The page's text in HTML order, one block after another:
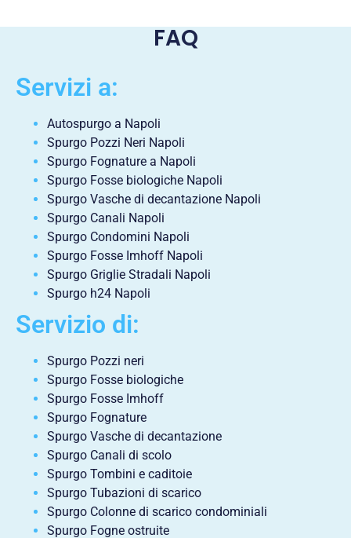
FAQ
Servizi a:
Autospurgo a Napoli
Spurgo Pozzi Neri Napoli
Spurgo Fognature a Napoli
Spurgo Fosse biologiche Napoli
Spurgo Vasche di decantazione Napoli
Spurgo Canali Napoli
Spurgo Condomini Napoli
Spurgo Fosse Imhoff Napoli
Spurgo Griglie Stradali Napoli
Spurgo h24 Napoli
Servizio di:
Spurgo Pozzi neri
Spurgo Fosse biologiche
Spurgo Fosse Imhoff
Spurgo Fognature
Spurgo Vasche di decantazione
Spurgo Canali di scolo
Spurgo Tombini e caditoie
Spurgo Tubazioni di scarico
Spurgo Colonne di scarico condominiali
Spurgo Fogne ostruite